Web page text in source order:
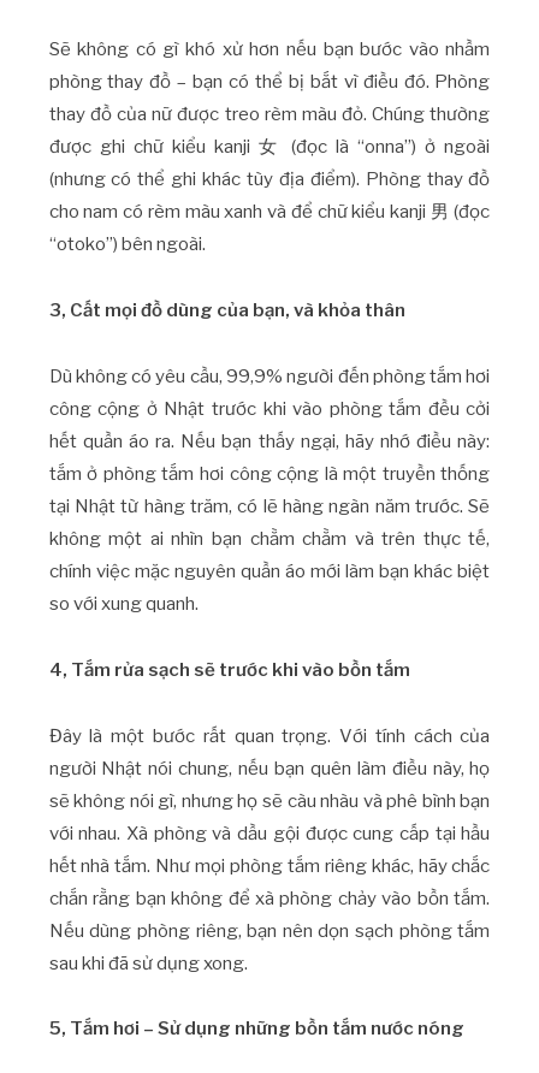
Sẽ không có gì khó xử hơn nếu bạn bước vào nhầm
phòng thay đồ – bạn có thể bị bắt vì điều đó. Phòng
thay đồ của nữ được treo rèm màu đỏ. Chúng thường
được ghi chữ kiểu kanji 女 (đọc là “onna”) ở ngoài
(nhưng có thể ghi khác tùy địa điểm). Phòng thay đồ
cho nam có rèm màu xanh và để chữ kiểu kanji 男 (đọc
“otoko”) bên ngoài.
3, Cất mọi đồ dùng của bạn, và khỏa thân
Dù không có yêu cầu, 99,9% người đến phòng tắm hơi
công cộng ở Nhật trước khi vào phòng tắm đều cởi
hết quần áo ra. Nếu bạn thấy ngại, hãy nhớ điều này:
tắm ở phòng tắm hơi công cộng là một truyền thống
tại Nhật từ hàng trăm, có lẽ hàng ngàn năm trước. Sẽ
không một ai nhìn bạn chằm chằm và trên thực tế,
chính việc mặc nguyên quần áo mới làm bạn khác biệt
so với xung quanh.
4, Tắm rửa sạch sẽ trước khi vào bồn tắm
Đây là một bước rất quan trọng. Với tính cách của
người Nhật nói chung, nếu bạn quên làm điều này, họ
sẽ không nói gì, nhưng họ sẽ càu nhàu và phê bình bạn
với nhau. Xà phòng và dầu gội được cung cấp tại hầu
hết nhà tắm. Như mọi phòng tắm riêng khác, hãy chắc
chắn rằng bạn không để xà phòng chảy vào bồn tắm.
Nếu dùng phòng riêng, bạn nên dọn sạch phòng tắm
sau khi đã sử dụng xong.
5, Tắm hơi – Sử dụng những bồn tắm nước nóng